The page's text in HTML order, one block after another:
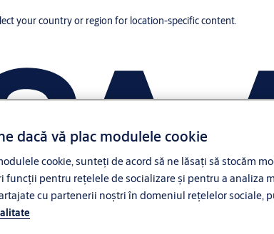
your country or region for location-specific content.
dacă vă plac modulele cookie
cookie, sunteți de acord să ne lăsați să stocăm
funcții pentru rețelele de socializare și pentru a
cu partenerii noștri în domeniul rețelelor sociale,